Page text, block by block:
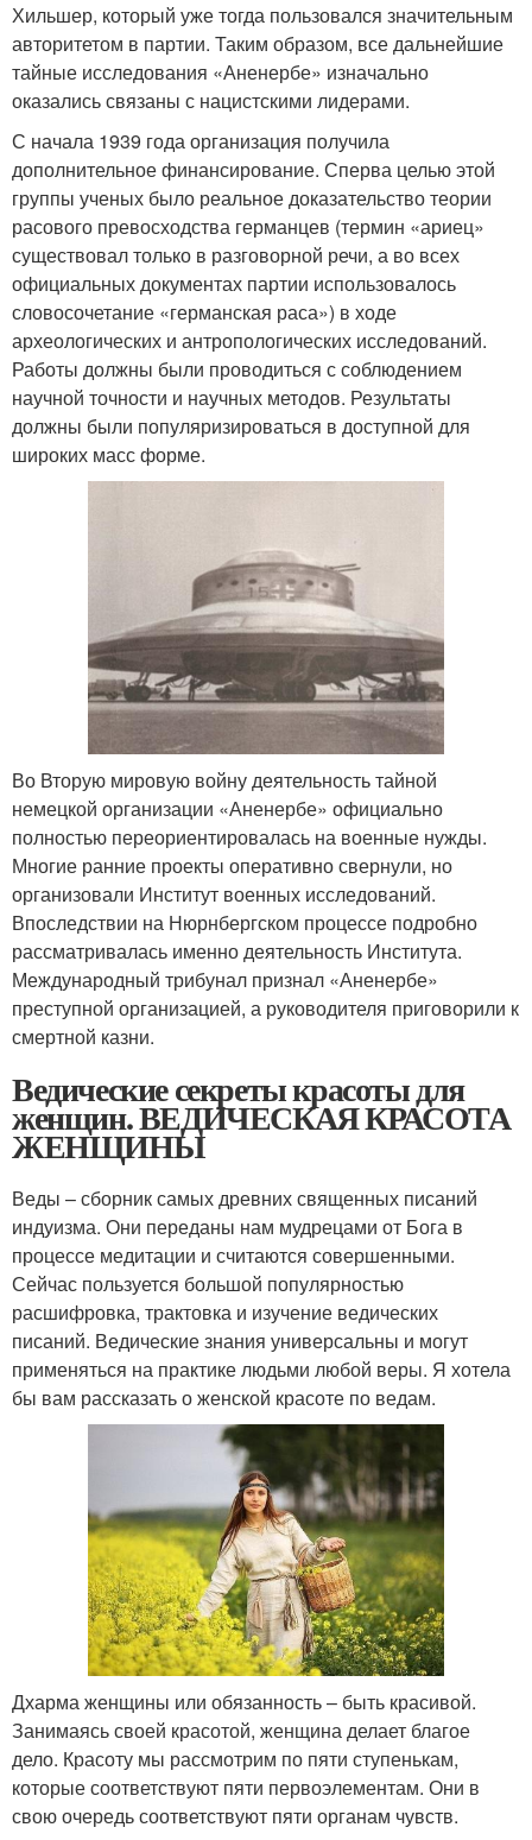
Хильшер, который уже тогда пользовался значительным
авторитетом в партии. Таким образом, все дальнейшие
тайные исследования «Аненербе» изначально
оказались связаны с нацистскими лидерами.
С начала 1939 года организация получила
дополнительное финансирование. Сперва целью этой
группы ученых было реальное доказательство теории
расового превосходства германцев (термин «ариец»
существовал только в разговорной речи, а во всех
официальных документах партии использовалось
словосочетание «германская раса») в ходе
археологических и антропологических исследований.
Работы должны были проводиться с соблюдением
научной точности и научных методов. Результаты
должны были популяризироваться в доступной для
широких масс форме.
Во Вторую мировую войну деятельность тайной
немецкой организации «Аненербе» официально
полностью переориентировалась на военные нужды.
Многие ранние проекты оперативно свернули, но
организовали Институт военных исследований.
Впоследствии на Нюрнбергском процессе подробно
рассматривалась именно деятельность Института.
Международный трибунал признал «Аненербе»
преступной организацией, а руководителя приговорили к
смертной казни.
Ведические секреты красоты для
женщин. ВЕДИЧЕСКАЯ КРАСОТА
ЖЕНЩИНЫ
Веды – сборник самых древних священных писаний
индуизма. Они переданы нам мудрецами от Бога в
процессе медитации и считаются совершенными.
Сейчас пользуется большой популярностью
расшифровка, трактовка и изучение ведических
писаний. Ведические знания универсальны и могут
применяться на практике людьми любой веры. Я хотела
бы вам рассказать о женской красоте по ведам.
Дхарма женщины или обязанность – быть красивой.
Занимаясь своей красотой, женщина делает благое
дело. Красоту мы рассмотрим по пяти ступенькам,
которые соответствуют пяти первоэлементам. Они в
свою очередь соответствуют пяти органам чувств.